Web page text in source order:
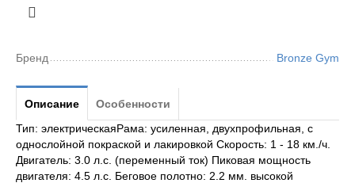
Бренд Bronze Gym
Описание
Особенности
Тип: электрическаяРама: усиленная, двухпрофильная, с
однослойной покраской и лакировкой Скорость: 1 - 18 км./ч.
Двигатель: 3.0 л.с. (переменный ток) Пиковая мощность
двигателя: 4.5 л.с. Беговое полотно: 2.2 мм. высокой